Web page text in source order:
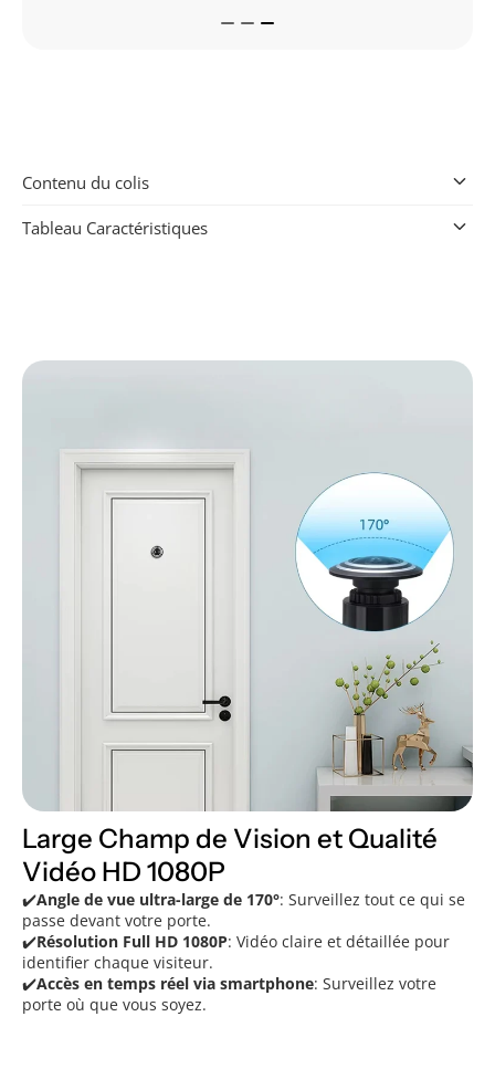
Contenu du colis keyboard_arrow_down
Tableau Caractéristiques keyboard_arrow_down
Large Champ de Vision et Qualité
Vidéo HD 1080P
✔️Angle de vue ultra-large de 170°: Surveillez tout ce qui se
passe devant votre porte.
✔️Résolution Full HD 1080P: Vidéo claire et détaillée pour
identifier chaque visiteur.
✔️Accès en temps réel via smartphone: Surveillez votre
porte où que vous soyez.